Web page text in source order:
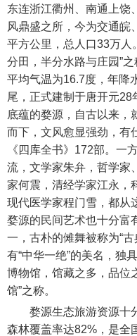
东连浙江衢州、南通上饶
风鼎盛之所，今为交通皖
平方公里，总人口33万人
分田，半分水路与庄园”
平均气温为16.7度，年降
尾，正式建制于唐开元
底蕴的婺源，自古以来，
而下，文风愈显强劲，有
《四库全书》172部。一
流，文学家朱弁，哲学家
家何震，清经学家江永，
现代医学家程门雪，都从
婺源的民间艺术也十分富
一，古朴的傩舞被称为“
有“中华一绝”的美名，独
博物馆，馆藏之多，品位
馆”之称。
婺源生态旅游资源十分
森林覆盖率达82%，是全